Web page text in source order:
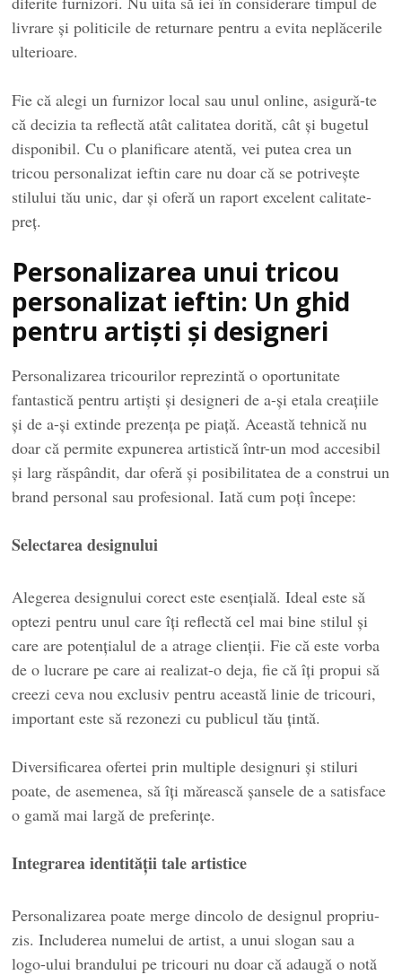
livrare și politicile de returnare pentru a evita neplăcerile
ulterioare.
Fie că alegi un furnizor local sau unul online, asigură-te
că decizia ta reflectă atât calitatea dorită, cât și bugetul
disponibil. Cu o planificare atentă, vei putea crea un
tricou personalizat ieftin care nu doar că se potrivește
stilului tău unic, dar și oferă un raport excelent calitate-
preț.
Personalizarea unui tricou
personalizat ieftin: Un ghid
pentru artiști și designeri
Personalizarea tricourilor reprezintă o oportunitate
fantastică pentru artiști și designeri de a-și etala creațiile
și de a-și extinde prezența pe piață. Această tehnică nu
doar că permite expunerea artistică într-un mod accesibil
și larg răspândit, dar oferă și posibilitatea de a construi un
brand personal sau profesional. Iată cum poți începe:
Selectarea designului
Alegerea designului corect este esențială. Ideal este să
optezi pentru unul care îți reflectă cel mai bine stilul și
care are potențialul de a atrage clienții. Fie că este vorba
de o lucrare pe care ai realizat-o deja, fie că îți propui să
creezi ceva nou exclusiv pentru această linie de tricouri,
important este să rezonezi cu publicul tău țintă.
Diversificarea ofertei prin multiple designuri și stiluri
poate, de asemenea, să îți mărească șansele de a satisface
o gamă mai largă de preferințe.
Integrarea identității tale artistice
Personalizarea poate merge dincolo de designul propriu-
zis. Includerea numelui de artist, a unui slogan sau a
logo-ului brandului pe tricouri nu doar că adaugă o notă